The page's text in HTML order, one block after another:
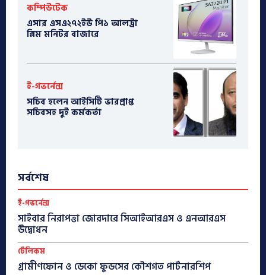
কম্পিউটেক
এসার এসএ২৭২ইউ পি১ আলট্রা
স্লিম মনিটর বাজারে
ই-গভর্নেন্স
সচিব হলেন আইসিটি ভারপ্রাপ্ত
সচিবসহ দুই কর্মকর্তা
সর্বশেষ
ই-গভর্নেন্স
সাইবার নিরাপত্তা জোরদারে সিআইআরএস ও এনআরএস
উদ্বোধন
টেলিকম
গ্রামীণফোন ও ডেকো ফুডসের কৌশগত পার্টনারশিপ